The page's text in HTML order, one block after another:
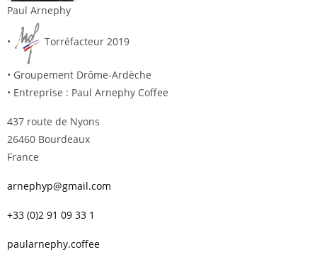
Paul Arnephy
• Torréfacteur 2019
• Groupement Drôme-Ardèche
• Entreprise : Paul Arnephy Coffee
437 route de Nyons
26460 Bourdeaux
France
arnephyp@gmail.com
+33 (0)2 91 09 33 1
paularnephy.coffee